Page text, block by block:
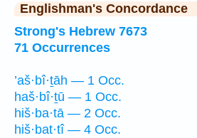
Englishman's Concordance
Strong's Hebrew 7673
71 Occurrences
’aš·bî·ṯāh — 1 Occ.
haš·bî·ṯū — 1 Occ.
hiš·ba·tā — 2 Occ.
hiš·bat·tî — 4 Occ.